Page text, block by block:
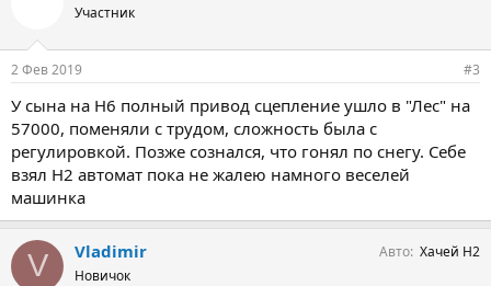
Участник
2 Фев 2019 #3
У сына на Н6 полный привод сцепление ушло в "Лес" на
57000, поменяли с трудом, сложность была с
регулировкой. Позже сознался, что гонял по снегу. Себе
взял Н2 автомат пока не жалею намного веселей
машинка
V Vladimir
Новичок
Авто Хачей Н2